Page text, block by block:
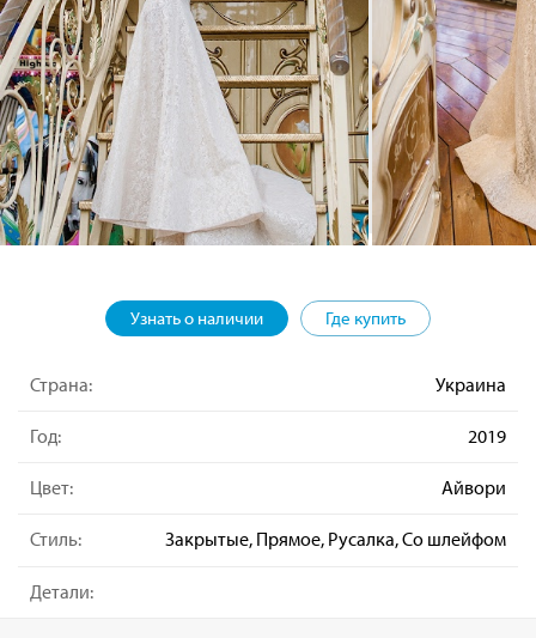
Узнать о наличии Где купить
Страна: Украина
Год: 2019
Цвет: Айвори
Стиль: Закрытые, Прямое, Русалка, Со шлейфом
Детали: